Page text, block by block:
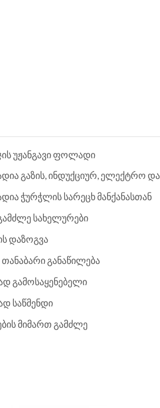
უჟანგავი ფოლადი
გაზის, ინდუქციურ, ელექტრო
ჭურჭლის სარეცხ მანქანასთან
სახელურები
დაზოგვა
განაწილება
გამოსაყენებელი
საწმენდი
მიმართ გამძლე